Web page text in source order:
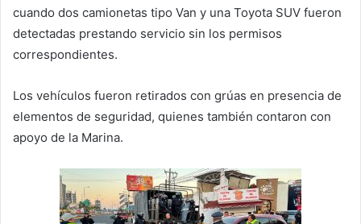
cuando dos camionetas tipo Van y una Toyota SUV fueron
detectadas prestando servicio sin los permisos
correspondientes.
Los vehículos fueron retirados con grúas en presencia de
elementos de seguridad, quienes también contaron con
apoyo de la Marina.